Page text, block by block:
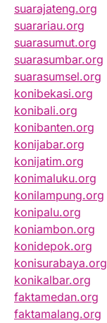
suarajateng.org
suarariau.org
suarasumut.org
suarasumbar.org
suarasumsel.org
konibekasi.org
konibali.org
konibanten.org
konijabar.org
konijatim.org
konimaluku.org
konilampung.org
konipalu.org
koniambon.org
konidepok.org
konisurabaya.org
konikalbar.org
faktamedan.org
faktamalang.org